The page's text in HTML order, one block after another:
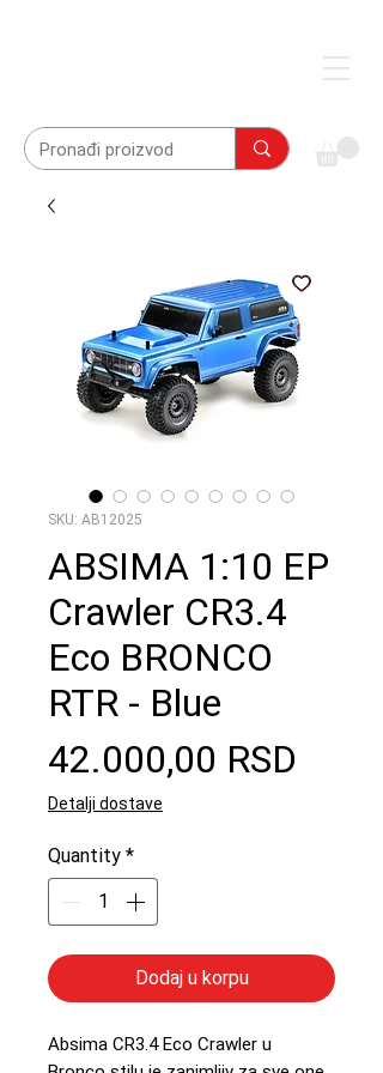
SKU: AB12025
ABSIMA 1:10 EP
Crawler CR3.4
Eco BRONCO
RTR - Blue
42.000,00 RSD
Detalji dostave
Quantity *
Dodaj u korpu
Absima CR3.4 Eco Crawler u